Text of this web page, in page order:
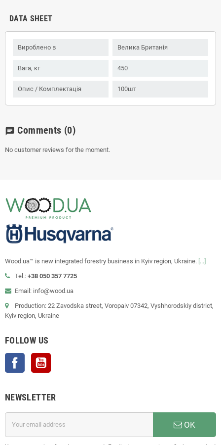
DATA SHEET
Вироблено в Велика Британія
Вага, кг 450
Опис / Комплектація 100шт
chat Comments (0)
No customer reviews for the moment.
Wood.ua™ is new integrated forestry business in Kyiv region, Ukraine. [...]
Tel.: +38 050 357 7725
Email: info@wood.ua
Production: 22 Zavodska street, Voropaiv 07342, Vyshhorodskiy district,
Kyiv region, Ukraine
FOLLOW US
Facebook
NEWSLETTER
OK